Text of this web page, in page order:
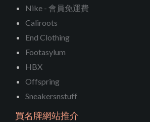
Nike - 會員免運費
Caliroots
End Clothing
Footasylum
HBX
Offspring
Sneakersnstuff
買名牌網站推介